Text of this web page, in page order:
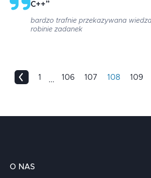
C++”
bardzo trafnie przekazywana
robinie zadanek
1 ... 106 107 108 109
O NAS